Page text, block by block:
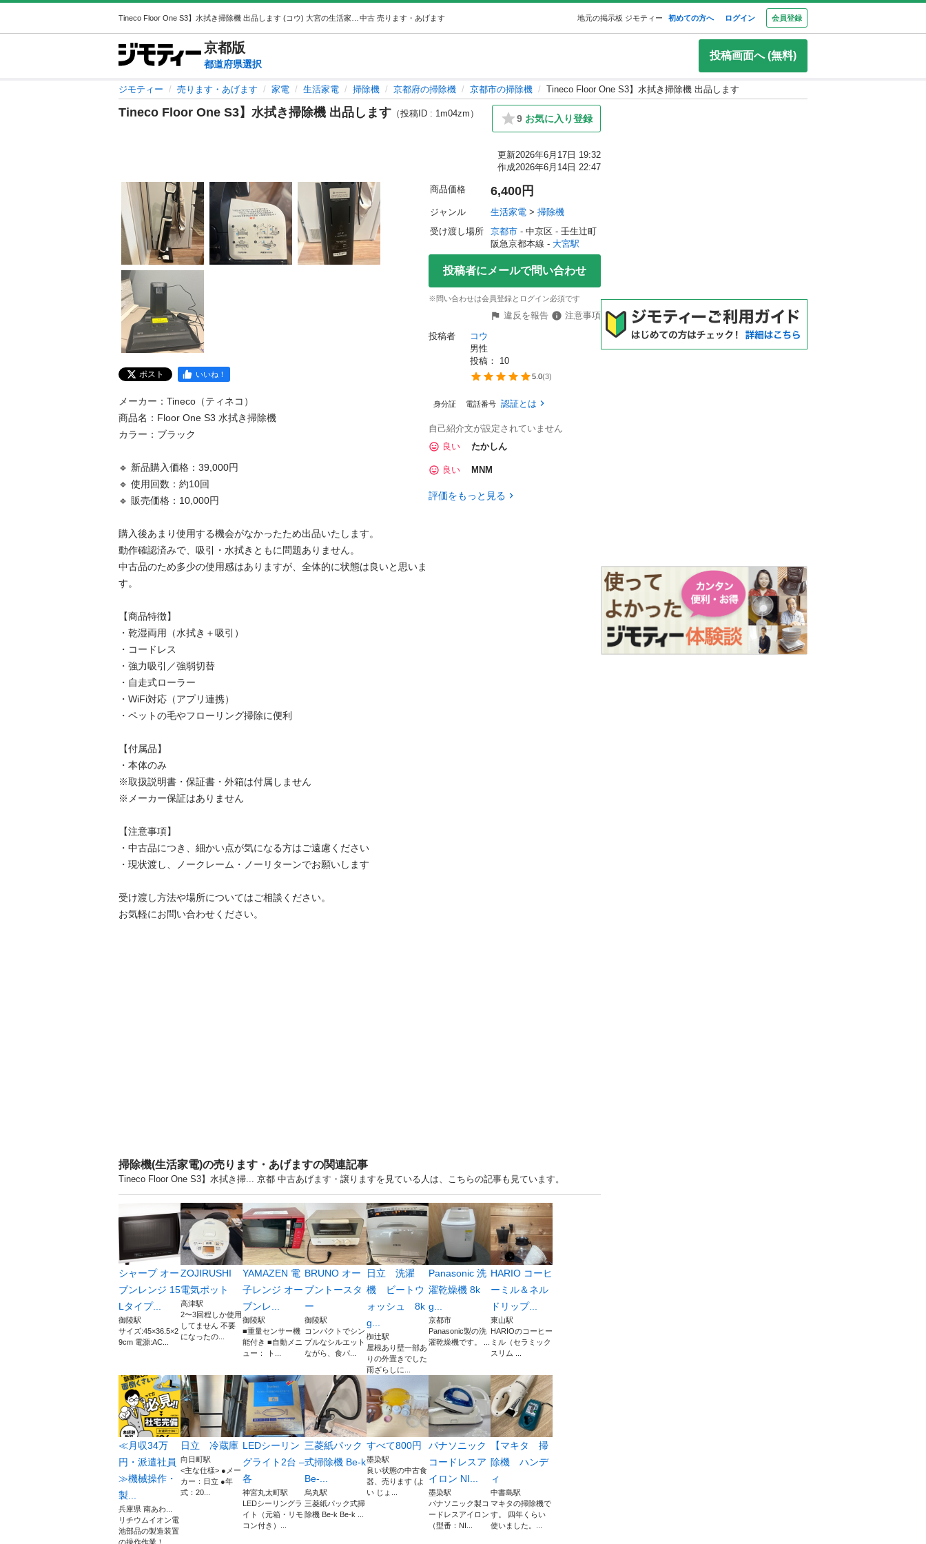
中古 売ります・あげます 地元の掲示板 ジモティー 初めての方へ ログイン 会員登録
京都版
都道府県選択
投稿画面へ (無料)
ジモティー 売ります・あげます 家電 生活家電 掃除機 京都府の掃除機 京都市の掃除機 Tineco Floor One S3】水拭き掃除機 出品します
Tineco Floor One S3】水拭き掃除機 出品します （投稿ID : 1m04zm） 9 お気に入り登録
更新2026年6月17日 19:32
作成2026年6月14日 22:47
ポスト いいね！
メーカー：Tineco（ティネコ）
商品名：Floor One S3 水拭き掃除機
カラー：ブラック
🔹 新品購入価格：39,000円
🔹 使用回数：約10回
🔹 販売価格：10,000円
購入後あまり使用する機会がなかったため出品いたします。
動作確認済みで、吸引・水拭きともに問題ありません。
中古品のため多少の使用感はありますが、全体的に状態は良いと思いま
す。
【商品特徴】
・乾湿両用（水拭き＋吸引）
・コードレス
・強力吸引／強弱切替
・自走式ローラー
・WiFi対応（アプリ連携）
・ペットの毛やフローリング掃除に便利
【付属品】
・本体のみ
※取扱説明書・保証書・外箱は付属しません
※メーカー保証はありません
【注意事項】
・中古品につき、細かい点が気になる方はご遠慮ください
・現状渡し、ノークレーム・ノーリターンでお願いします
受け渡し方法や場所についてはご相談ください。
お気軽にお問い合わせください。
商品価格 6,400円
ジャンル 生活家電 > 掃除機
受け渡し場所
京都市 - 中京区 - 壬生辻町
阪急京都本線 - 大宮駅
投稿者にメールで問い合わせ
※問い合わせは会員登録とログイン必須です
違反を報告
注意事項
投稿者
コウ
男性
投稿： 10
5.0(3)
身分証 電話番号 認証とは
自己紹介文が設定されていません
良い
たかしん
良い MNM
評価をもっと見る
掃除機(生活家電)の売ります・あげますの関連記事
Tineco Floor One S3】水拭き掃... 京都 中古あげます・譲りますを見ている人は、こちらの記事も見ています。
シャープ オー
ブンレンジ 15
Lタイプ...
御陵駅
サイズ:45×36.5×2
9cm 電源:AC...
ZOJIRUSHI
電気ポット
高津駅
2〜3回程しか使用
してません 不要
になったの...
YAMAZEN 電
子レンジ オー
ブンレ...
御陵駅
■重量センサー機
能付き ■自動メニ
ュー： ト...
BRUNO オー
ブントースタ
ー
御陵駅
コンパクトでシン
プルなシルエット
ながら、食パ...
日立 洗濯
機 ビートウ
ォッシュ 8k
g...
椥辻駅
屋根あり壁一部あ
りの外置きでした
雨ざらしに...
Panasonic 洗
濯乾燥機 8k
g...
京都市
Panasonic製の洗
濯乾燥機です。 ...
HARIO コーヒ
ーミル＆ネル
ドリップ...
東山駅
HARIOのコーヒー
ミル（セラミック
スリム ...
≪月収34万
円・派遣社員
≫機械操作・
製...
兵庫県 南あわ...
リチウムイオン電
池部品の製造装置
の操作作業！...
日立 冷蔵庫
向日町駅
<主な仕様> ●メー
カー：日立 ●年
式：20...
LEDシーリン
グライト2台 –
各
神宮丸太町駅
LEDシーリングラ
イト（元箱・リモ
コン付き）...
三菱紙パック
式掃除機 Be-k
Be-...
烏丸駅
三菱紙パック式掃
除機 Be-k Be-k ...
すべて800円
墨染駅
良い状態の中古食
器、売ります (よ
い じょ...
パナソニック
コードレスア
イロン NI...
墨染駅
パナソニック製コ
ードレスアイロン
（型番：NI...
【マキタ 掃
除機 ハンデ
ィ
中書島駅
マキタの掃除機で
す。 四年くらい
使いました。...